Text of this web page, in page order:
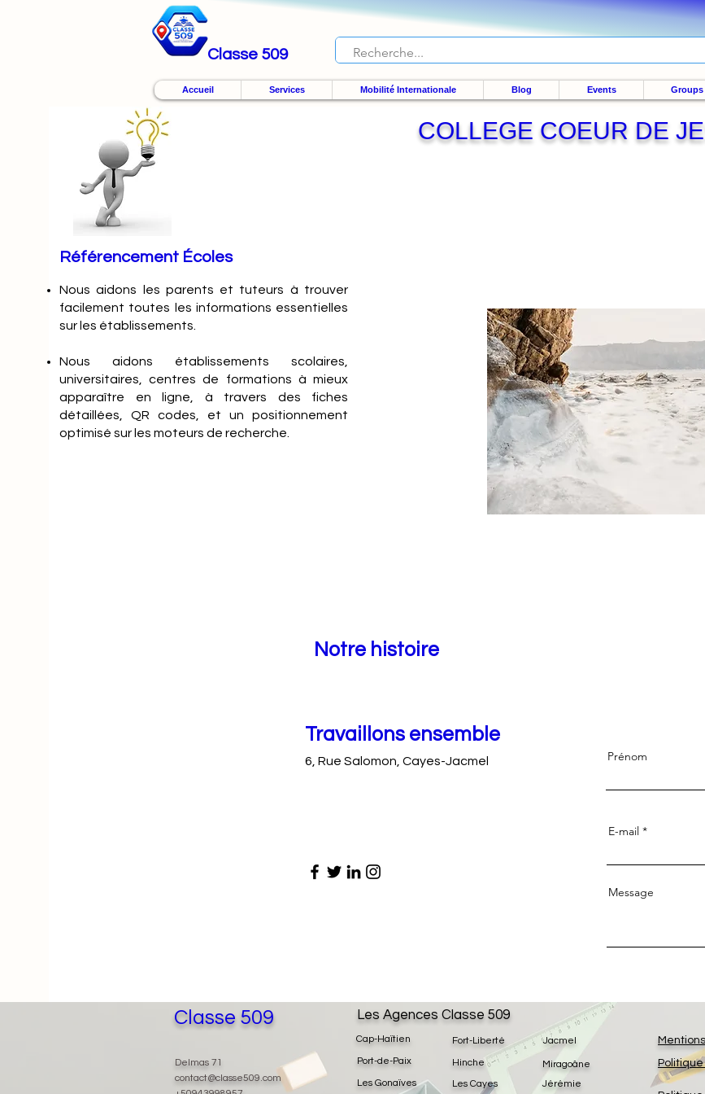
Classe 509
Accueil Services Mobilité Internationale Blog Events Groups
Référencement Écoles
Nousaidons les parents et tuteurs à trouver
facilement toutes les informations essentielles
sur les établissements.
Nous aidons établissements scolaires,
universitaires, centres de formations à mieux
apparaître en ligne, à travers des fiches
détaillées, QR codes, et un positionnement
optimisé sur les moteurs de recherche.
COLLEGE COEUR DE
Notre histoire
Travaillons ensemble
6, Rue Salomon, Cayes-Jacmel Prénom
E-mail
Message
Classe 509
Delmas 71
contact@classe509.com
Fort-Liberté
Hinche
Les Cayes
Jacmel
Jérémie
Miragoâne
Les Agences Classe 509
Cap-Haïtien
Port-de-Paix
Les Gonaïves